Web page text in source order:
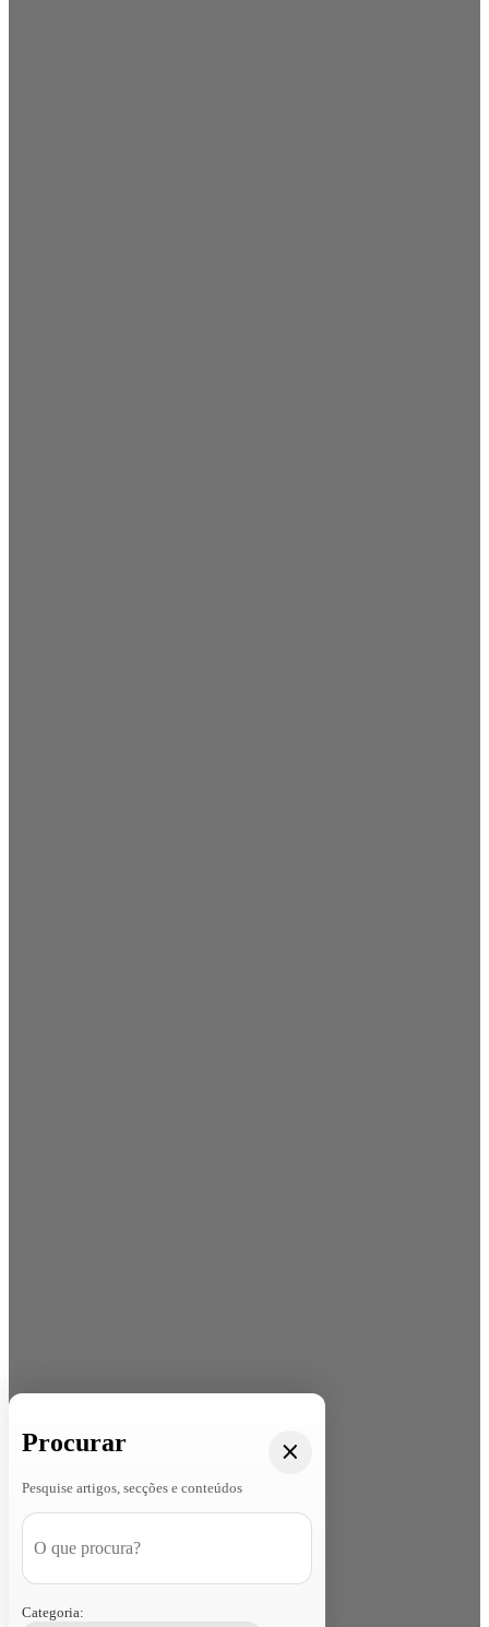
Procurar
Pesquise artigos, secções e conteúdos
Categoria: